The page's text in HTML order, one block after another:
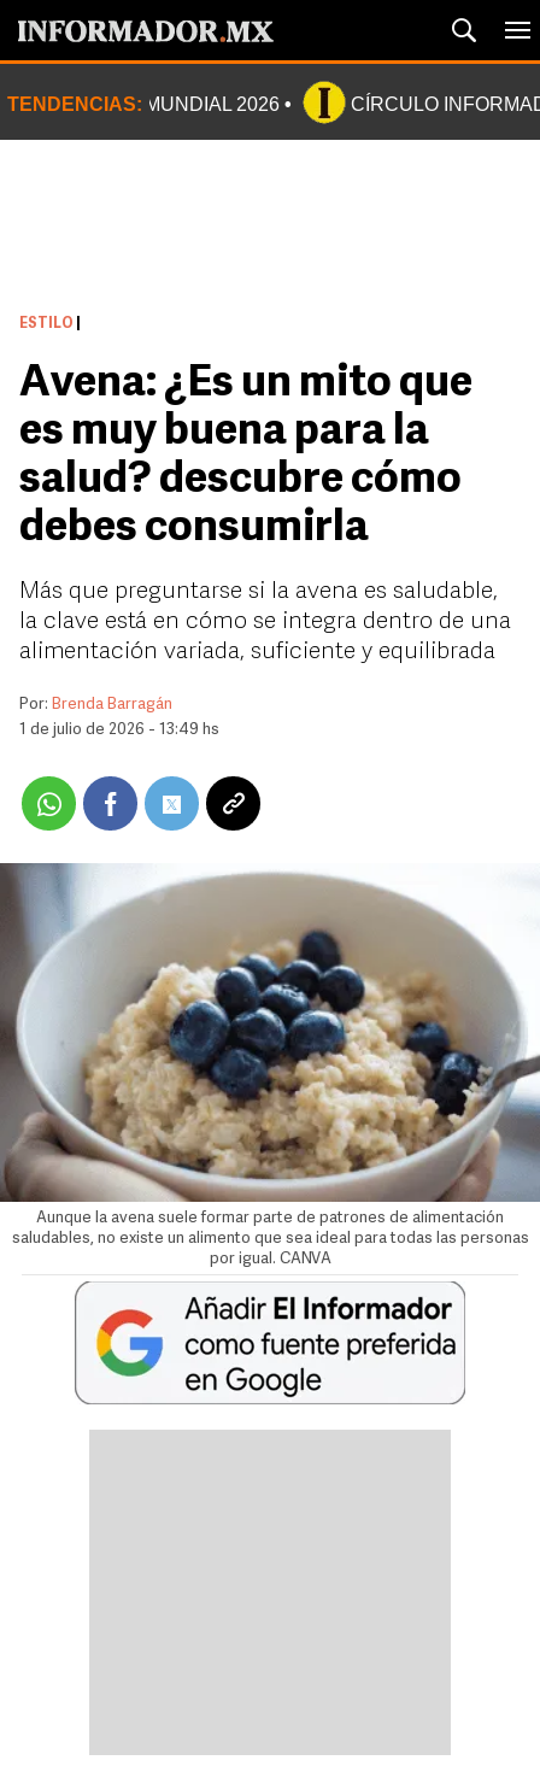
TENDENCIAS: MUNDIAL 2026 CÍRCULO
ESTILO
Avena: ¿Es un mito que
es muy buena para la
salud? descubre cómo
debes consumirla
Más que preguntarse si la avena es saludable,
la clave está en cómo se integra dentro de una
alimentación variada, suficiente y equilibrada
Por: Brenda Barragán
1 de julio de 2026 - 13:49 hs
Aunque la avena suele formar parte de patrones de alimentación
saludables, no existe un alimento que sea ideal para todas las personas
por igual. CANVA